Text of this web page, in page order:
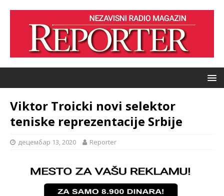
Viktor Troicki novi selektor
teniske reprezentacije Srbije
децембар 13, 2020 Reporter